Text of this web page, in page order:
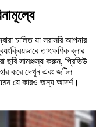
চালিত যা সরাসরি আপনার
তাৎক্ষণিক ব্লার
ছবি সামঞ্জস্য করুন, প্রিভিউ
করে দেখুন এবং জটিল
যে কারও জন্য আদর্শ।